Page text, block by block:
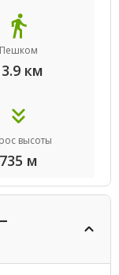
Пешком
км
высоты
735 м